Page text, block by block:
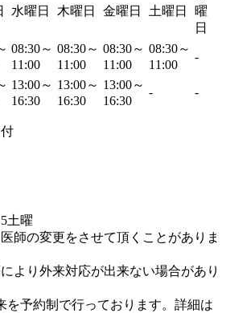
水曜日 木曜日 金曜日 土曜日
曜
日
08:30～
11:00
08:30～
11:00
08:30～
11:00
08:30～
11:00
-
13:00～
16:30
13:00～
16:30
13:00～
16:30
- -
土曜
師の変更をさせて頂くことがありま
より外来対応が出来ない場合があり
予約制で行っております。詳細は